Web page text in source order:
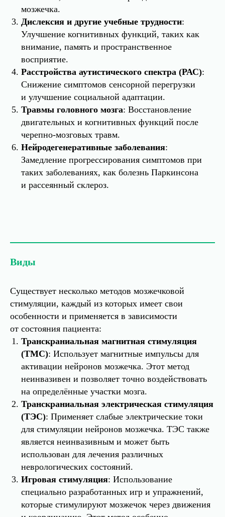
мозжечка.
Дислексия и другие учебные трудности:
Улучшение когнитивных функций, таких как
внимание, память и пространственное
восприятие.
Расстройства аутистического спектра (РАС):
Снижение симптомов сенсорной перегрузки
и улучшение социальной адаптации.
Травмы головного мозга: Восстановление
двигательных и когнитивных функций после
черепно-мозговых травм.
Нейродегенеративные заболевания:
Замедление прогрессирования симптомов при
таких заболеваниях, как болезнь Паркинсона
и рассеянный склероз.
Виды
Существует несколько методов мозжечковой
стимуляции, каждый из которых имеет свои
особенности и применяется в зависимости
от состояния пациента:
Транскраниальная магнитная стимуляция
(ТМС): Использует магнитные импульсы для
активации нейронов мозжечка. Этот метод
неинвазивен и позволяет точно воздействовать
на определённые участки мозга.
Транскраниальная электрическая стимуляция
(ТЭС): Применяет слабые электрические токи
для стимуляции нейронов мозжечка. ТЭС также
является неинвазивным и может быть
использован для лечения различных
неврологических состояний.
Игровая стимуляция: Использование
специально разработанных игр и упражнений,
которые стимулируют мозжечок через движения